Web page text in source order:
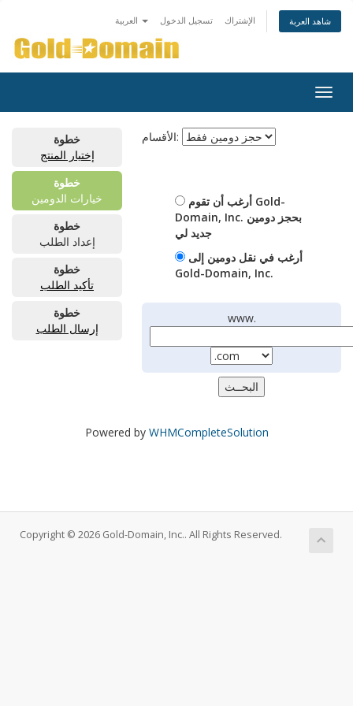
تسجيل الدخول الإشتراك شاهد العربة
خطوة
إختيار المنتج
خطوة
خيارات الدومين
خطوة
إعداد الطلب
خطوة
تأكيد الطلب
خطوة
إرسال الطلب
الأقسام:
Domain, Inc. بحجز دومين
جديد لي
Gold-Domain, Inc.
www.
Powered by WHMCompleteSolution
Copyright © 2026 Gold-Domain, Inc.. All Rights Reserved.